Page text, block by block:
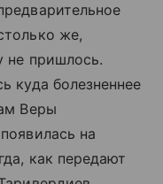
же,
не пришлось.
куда болезненнее
Веры
на
как передают